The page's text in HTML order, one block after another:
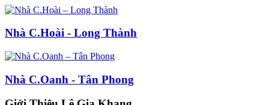
Nhà C.Hoài - Long Thành
Nhà C.Oanh - Tân Phong